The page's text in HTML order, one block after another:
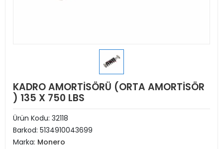
KADRO AMORTİSÖRÜ (ORTA AMORTİSÖR
) 135 X 750 LBS
Ürün Kodu: 32118
Barkod: 5134910043699
Marka: Monero